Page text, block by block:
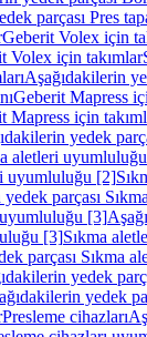
parçası Pres
Geberit Volex için
Volex için takımlar
Aşağıdakilerin
Geberit Mapress
Mapress için
yedek
aletleri
uyumluluğu [2]
parçası
[3]
[3]Sıkma
parçası Sıkma
yedek
yedek
Presleme cihazları